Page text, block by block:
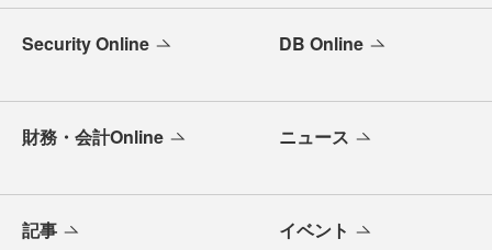
Security Online DB Online
財務・会計Online ニュース
記事 イベント